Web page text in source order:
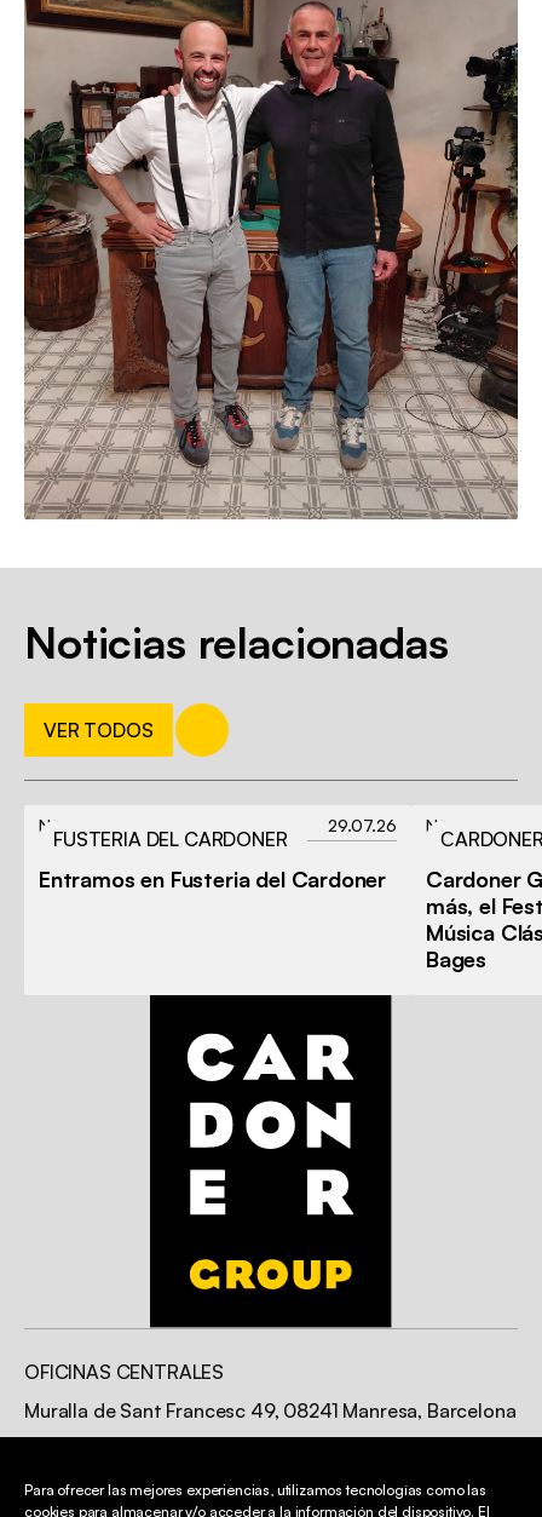
Para ofrecer las mejores experiencias, utilizamos tecnologías como las
cookies para almacenar y/o acceder a la información del dispositivo. El
Noticias relacionadas
VER TODOS
FUSTERIA DEL CARDONER
NOTICIA 29.07.26
Entramos en Fusteria del Cardoner
NOTICIA
Cardoner
más, el
Música
Bages
OFICINAS CENTRALES
Muralla de Sant Francesc 49, 08241 Manresa, Barcelona
CONTACTO